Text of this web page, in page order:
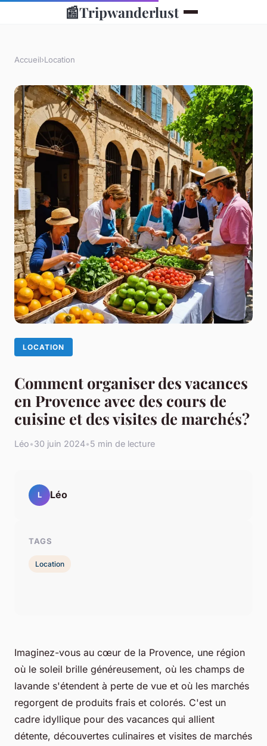
📰Tripwanderlust
Accueil›Location
LOCATION
Comment organiser des vacances
en Provence avec des cours de
cuisine et des visites de marchés?
Léo•30 juin 2024•5 min de lecture
Imaginez-vous au cœur de la Provence, une région
où le soleil brille généreusement, où les champs de
lavande s'étendent à perte de vue et où les marchés
regorgent de produits frais et colorés. C'est un
cadre idyllique pour des vacances qui allient
détente, découvertes culinaires et visites de marchés
L Léo
TAGS
Location